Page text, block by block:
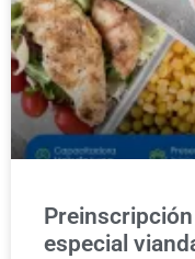
especial